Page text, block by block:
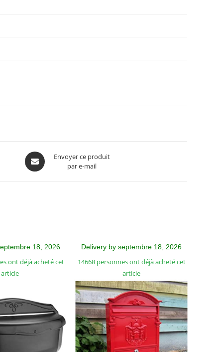
Envoyer ce produit
par e-mail
18, 2026
ont déjà acheté cet
article
Delivery by septembre 18, 2026
14668 personnes ont déjà acheté cet
article